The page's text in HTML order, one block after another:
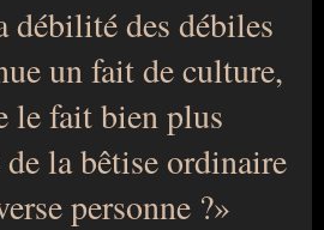
débilité des débiles
un fait de culture,
le fait bien plus
la bêtise ordinaire
personne ?